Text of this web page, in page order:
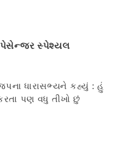
પેસેન્જર સ્પેશ્યલ